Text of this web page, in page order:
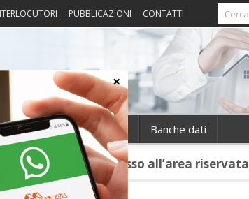
PUBBLICAZIONI CONTATTI
alla casa Notizie Banche dati
regione
〉 Accesso all’area riservata